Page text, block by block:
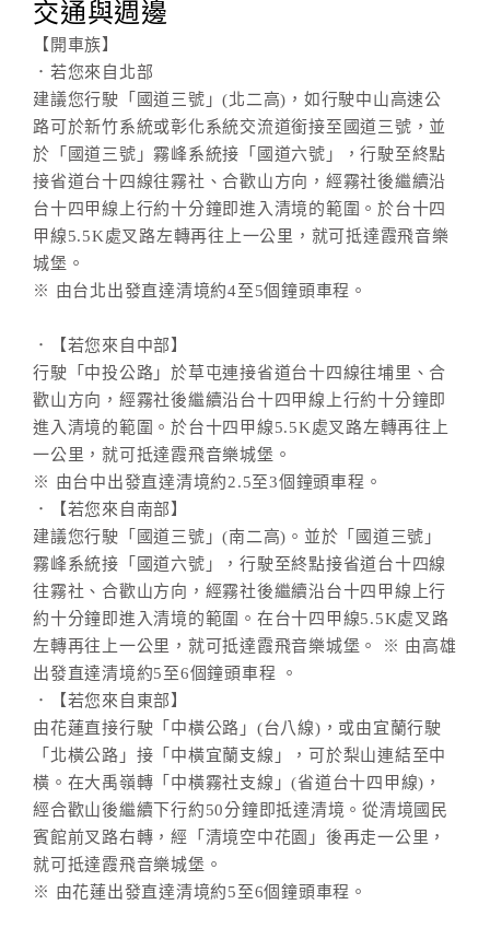
交通與週邊
【開車族】
．若您來自北部
建議您行駛「國道三號」(北二高)，如行駛中山高速公
路可於新竹系統或彰化系統交流道銜接至國道三號，並
於「國道三號」霧峰系統接「國道六號」，行駛至終點
接省道台十四線往霧社、合歡山方向，經霧社後繼續沿
台十四甲線上行約十分鐘即進入清境的範圍。於台十四
甲線5.5K處叉路左轉再往上一公里，就可抵達霞飛音樂
城堡。
※ 由台北出發直達清境約4至5個鐘頭車程。
．【若您來自中部】
行駛「中投公路」於草屯連接省道台十四線往埔里、合
歡山方向，經霧社後繼續沿台十四甲線上行約十分鐘即
進入清境的範圍。於台十四甲線5.5K處叉路左轉再往上
一公里，就可抵達霞飛音樂城堡。
※ 由台中出發直達清境約2.5至3個鐘頭車程。
．【若您來自南部】
建議您行駛「國道三號」(南二高)。並於「國道三號」
霧峰系統接「國道六號」，行駛至終點接省道台十四線
往霧社、合歡山方向，經霧社後繼續沿台十四甲線上行
約十分鐘即進入清境的範圍。在台十四甲線5.5K處叉路
左轉再往上一公里，就可抵達霞飛音樂城堡。 ※ 由高雄
出發直達清境約5至6個鐘頭車程 。
．【若您來自東部】
由花蓮直接行駛「中橫公路」(台八線)，或由宜蘭行駛
「北橫公路」接「中橫宜蘭支線」，可於梨山連結至中
橫。在大禹嶺轉「中橫霧社支線」(省道台十四甲線)，
經合歡山後繼續下行約50分鐘即抵達清境。從清境國民
賓館前叉路右轉，經「清境空中花園」後再走一公里，
就可抵達霞飛音樂城堡。
※ 由花蓮出發直達清境約5至6個鐘頭車程。